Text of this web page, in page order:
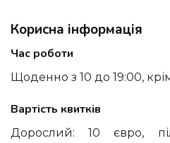
Корисна інформація
Час роботи
Щоденно з 10 до 19:00,
Вартість квитків
Дорослий: 10 євро, пільговий тариф для